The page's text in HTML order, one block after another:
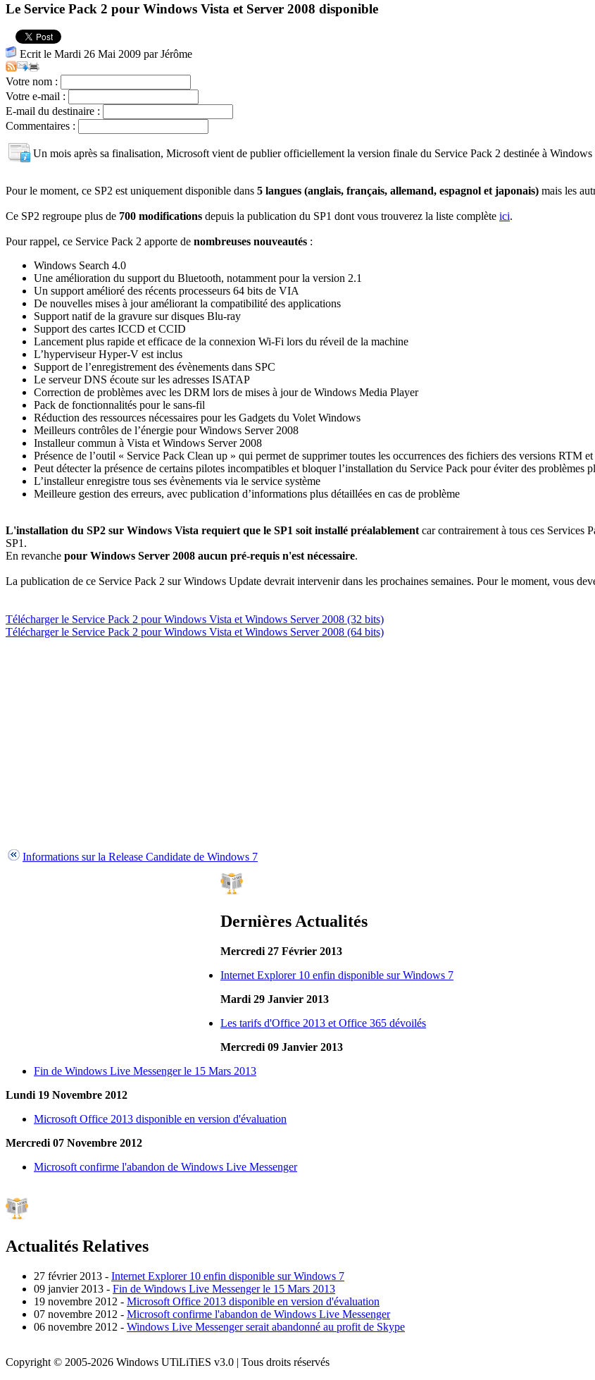
Le Service Pack 2 pour Windows Vista et Server 2008 disponible
Ecrit le Mardi 26 Mai 2009 par Jérôme
Votre nom :
Votre e-mail :
E-mail du destinaire :
Commentaires :
Un mois après sa finalisation, Microsoft vient de publier officiellement la version finale du Service Pack 2 destinée à
Pour le moment, ce SP2 est uniquement disponible dans 5 langues (anglais, français, allemand, espagnol et japonais) mais les
Ce SP2 regroupe plus de 700 modifications depuis la publication du SP1 dont vous trouverez la liste complète ici.
Pour rappel, ce Service Pack 2 apporte de nombreuses nouveautés :
Windows Search 4.0
Une amélioration du support du Bluetooth, notamment pour la version 2.1
Un support amélioré des récents processeurs 64 bits de VIA
De nouvelles mises à jour améliorant la compatibilité des applications
Support natif de la gravure sur disques Blu-ray
Support des cartes ICCD et CCID
Lancement plus rapide et efficace de la connexion Wi-Fi lors du réveil de la machine
L’hyperviseur Hyper-V est inclus
Support de l’enregistrement des évènements dans SPC
Le serveur DNS écoute sur les adresses ISATAP
Correction de problèmes avec les DRM lors de mises à jour de Windows Media Player
Pack de fonctionnalités pour le sans-fil
Réduction des ressources nécessaires pour les Gadgets du Volet Windows
Meilleurs contrôles de l’énergie pour Windows Server 2008
Installeur commun à Vista et Windows Server 2008
Présence de l’outil « Service Pack Clean up » qui permet de supprimer toutes les occurrences des fichiers des versions RTM
Peut détecter la présence de certains pilotes incompatibles et bloquer l’installation du Service Pack pour éviter des problèmes
L’installeur enregistre tous ses évènements via le service système
Meilleure gestion des erreurs, avec publication d’informations plus détaillées en cas de problème
L'installation du SP2 sur Windows Vista requiert que le SP1 soit installé préalablement car contrairement à tous ces Services
SP1.
En revanche pour Windows Server 2008 aucun pré-requis n'est nécessaire.
La publication de ce Service Pack 2 sur Windows Update devrait intervenir dans les prochaines semaines. Pour le moment, vous
Télécharger le Service Pack 2 pour Windows Vista et Windows Server 2008 (32 bits)
Télécharger le Service Pack 2 pour Windows Vista et Windows Server 2008 (64 bits)
Informations sur la Release Candidate de Windows 7
Dernières Actualités
Mercredi 27 Février 2013
Internet Explorer 10 enfin disponible sur Windows 7
Mardi 29 Janvier 2013
Les tarifs d'Office 2013 et Office 365 dévoilés
Mercredi 09 Janvier 2013
Fin de Windows Live Messenger le 15 Mars 2013
Lundi 19 Novembre 2012
Microsoft Office 2013 disponible en version d'évaluation
Mercredi 07 Novembre 2012
Microsoft confirme l'abandon de Windows Live Messenger
Actualités Relatives
27 février 2013 - Internet Explorer 10 enfin disponible sur Windows 7
09 janvier 2013 - Fin de Windows Live Messenger le 15 Mars 2013
19 novembre 2012 - Microsoft Office 2013 disponible en version d'évaluation
07 novembre 2012 - Microsoft confirme l'abandon de Windows Live Messenger
06 novembre 2012 - Windows Live Messenger serait abandonné au profit de Skype
Copyright © 2005-2026 Windows UTiLiTiES v3.0 | Tous droits réservés